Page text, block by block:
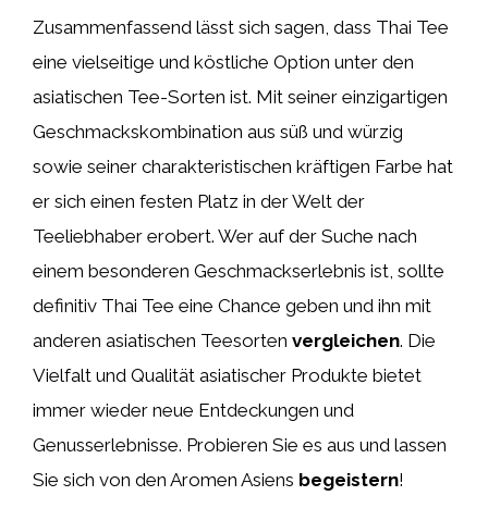
Zusammenfassend lässt sich sagen, dass Thai Tee
eine vielseitige und köstliche Option unter den
asiatischen Tee-Sorten ist. Mit seiner einzigartigen
Geschmackskombination aus süß und würzig
sowie seiner charakteristischen kräftigen Farbe hat
er sich einen festen Platz in der Welt der
Teeliebhaber erobert. Wer auf der Suche nach
einem besonderen Geschmackserlebnis ist, sollte
definitiv Thai Tee eine Chance geben und ihn mit
anderen asiatischen Teesorten vergleichen. Die
Vielfalt und Qualität asiatischer Produkte bietet
immer wieder neue Entdeckungen und
Genusserlebnisse. Probieren Sie es aus und lassen
Sie sich von den Aromen Asiens begeistern!